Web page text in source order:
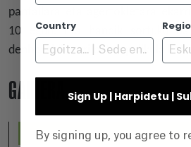
pantailara eta agertokietara
10 egun. Eta handik sortuko
denboraldi berri baten pelikula
GAINERA...
Country
Sign Up | Harpidetu |
By signing up, you agree to